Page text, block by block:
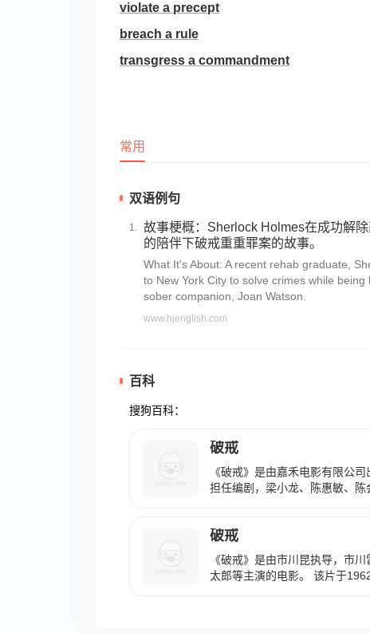
violate a precept
breach a rule
transgress a commandment
常用
双语例句
故事梗概：Sherlock Holmes在成功解
的陪伴下破戒重重罪案的故事。
What It's About: A recent rehab graduate,
to New York City to solve crimes while
sober companion, Joan Watson.
www.hjenglish.com
百科
搜狗百科：
破戒
《破戒》是由嘉禾电影有限公
担任编剧，梁小龙、陈惠敏、陈
个仆人拦劫，绮梅反被判终身流
岛上产下一女洁莲，洁莲长大
一血海深仇的故事。
破戒
《破戒》是由市川昆执导，市
太郎等主演的电影。 该片于